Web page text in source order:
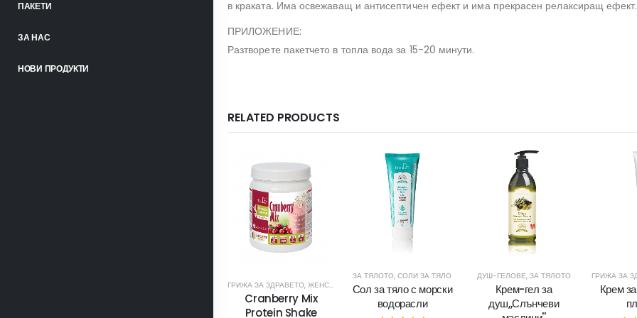
ПАКЕТИ
ЗА НАС
НОВИ ПРОДУКТИ
в краката. Има освежаващ и антисептичен ефект и има прекрасен релаксиращ ефект.
ПРИЛОЖЕНИЕ:
Разтворете пакетчето в топла вода за 15-20 минути.
RELATED PRODUCTS
ГРИЖА ЗА ЗДРАВЕТО, ЖЕНСКО ЗДРАВЕ , ЗА ТЯЛОТО, ЗДРАВЕ,МЪЖКО ЗДРАВЕ ,ПРОТЕИНОВИ ШЕЙКОВЕ ,ЧАЙОВЕ
Cranberry Mix
Protein Shake
ЗА ТЯЛОТО,СОЛИ ЗА ТЯЛО
Сол за тяло с морски
водорасли
ДУШ-ГЕЛОВЕ, ЗА ТЯЛОТО
Крем-гел за
душ,,Слънчеви
ГРИЖА ЗА
Крем